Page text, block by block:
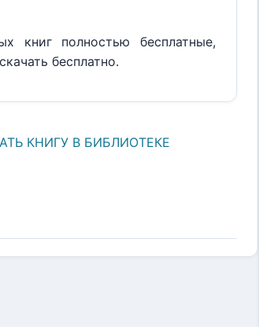
книг полностью бесплатные,
бесплатно.
КНИГУ В БИБЛИОТЕКЕ